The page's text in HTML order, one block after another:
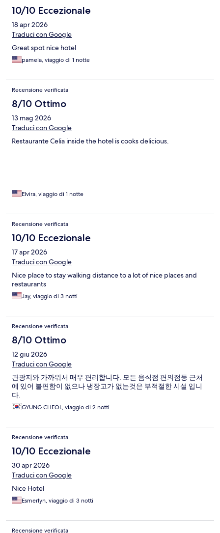
10/10 Eccezionale
18 apr 2026
Traduci con Google
Great spot nice hotel
pamela, viaggio di 1 notte
Recensione verificata
8/10 Ottimo
13 mag 2026
Traduci con Google
Restaurante Celia inside the hotel is cooks delicious.
Elvira, viaggio di 1 notte
Recensione verificata
10/10 Eccezionale
17 apr 2026
Traduci con Google
Nice place to stay walking distance to a lot of nice places and
restaurants
Jay, viaggio di 3 notti
Recensione verificata
8/10 Ottimo
12 giu 2026
Traduci con Google
관광지와 가까워서 매우 편리합니다. 모든 음식점 편의점등 근처
에 있어 불편함이 없으나 냉장고가 없는것은 부적절한 시설 입니
다.
GYUNG CHEOL, viaggio di 2 notti
Recensione verificata
10/10 Eccezionale
30 apr 2026
Traduci con Google
Nice Hotel
Esmerlyn, viaggio di 3 notti
Recensione verificata